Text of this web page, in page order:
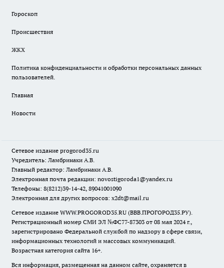
Гороскоп
Происшествия
ЖКХ
Политика конфиденциальности и обработки персональных данных
пользователей.
Главная
Новости
Сетевое издание progorod35.ru
Учредитель: Ламбринаки А.В.
Главный редактор: Ламбринаки А.В.
Электронная почта редакции: novostigoroda1@yandex.ru
Телефоны: 8(8212)39-14-42, 89041001090
Электронная для других вопросов: x2dt@mail.ru
Сетевое издание WWW.PROGOROD35.RU (ВВВ.ПРОГОРОД35.РУ).
Регистрационный номер СМИ ЭЛ №ФС77-87303 от 08 мая 2024 г.,
зарегистрировано Федеральной службой по надзору в сфере связи,
информационных технологий и массовых коммуникаций.
Возрастная категория сайта 16+.
Вся информация, размещенная на данном сайте, охраняется в